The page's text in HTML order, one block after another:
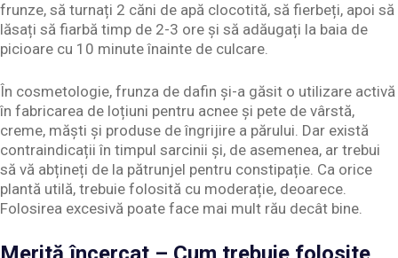
frunze, să turnați 2 căni de apă clocotită, să fierbeți, apoi să
lăsați să fiarbă timp de 2-3 ore și să adăugați la baia de
picioare cu 10 minute înainte de culcare.
În cosmetologie, frunza de dafin și-a găsit o utilizare activă
în fabricarea de loțiuni pentru acnee și pete de vârstă,
creme, măști și produse de îngrijire a părului. Dar există
contraindicații în timpul sarcinii și, de asemenea, ar trebui
să vă abțineți de la pătrunjel pentru constipație. Ca orice
plantă utilă, trebuie folosită cu moderație, deoarece.
Folosirea excesivă poate face mai mult rău decât bine.